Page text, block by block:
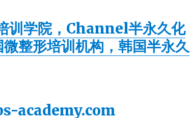
训学院，Channel半永久化
整形培训机构，韩国半永久
academy.com